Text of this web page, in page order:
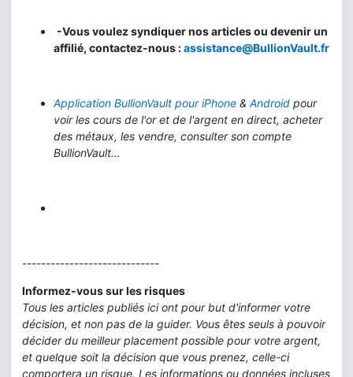
-Vous voulez syndiquer nos articles ou devenir un
affilié, contactez-nous :assistance@BullionVault.fr
Application BullionVault pour iPhone & Android pour
voir les cours de l'or et de l'argent en direct, acheter
des métaux, les vendre, consulter son compte
BullionVault...
-----------------------------
Informez-vous sur les risques
Tous les articles publiés ici ont pour but d'informer votre
décision, et non pas de la guider. Vous êtes seuls à pouvoir
décider du meilleur placement possible pour votre argent,
et quelque soit la décision que vous prenez, celle-ci
comportera un risque. Les informations ou données incluses